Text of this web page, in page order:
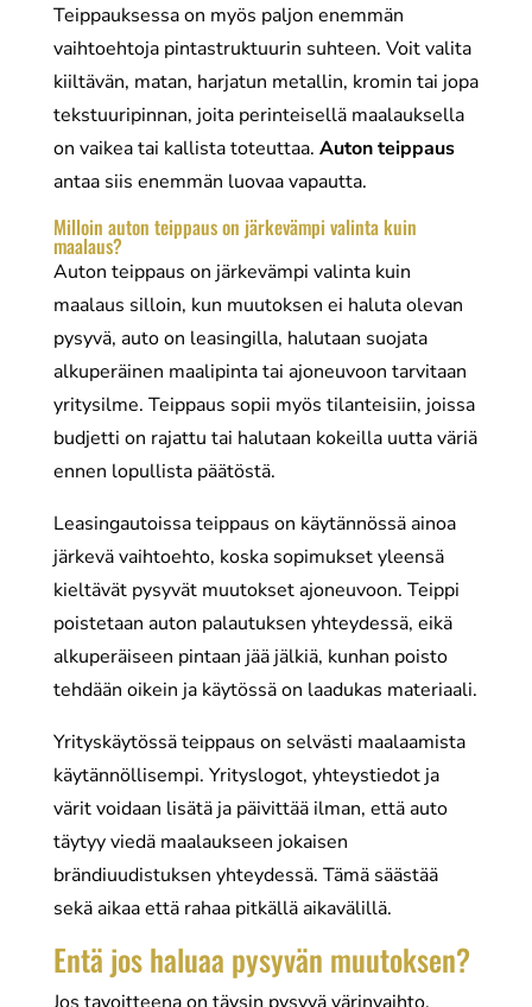
Teippauksessa on myös paljon enemmän
vaihtoehtoja pintastruktuurin suhteen. Voit valita
kiiltävän, matan, harjatun metallin, kromin tai jopa
tekstuuripinnan, joita perinteisellä maalauksella
on vaikea tai kallista toteuttaa. Auton teippaus
antaa siis enemmän luovaa vapautta.
Milloin auton teippaus on järkevämpi valinta kuin
maalaus?
Auton teippaus on järkevämpi valinta kuin
maalaus silloin, kun muutoksen ei haluta olevan
pysyvä, auto on leasingilla, halutaan suojata
alkuperäinen maalipinta tai ajoneuvoon tarvitaan
yritysilme. Teippaus sopii myös tilanteisiin, joissa
budjetti on rajattu tai halutaan kokeilla uutta väriä
ennen lopullista päätöstä.
Leasingautoissa teippaus on käytännössä ainoa
järkevä vaihtoehto, koska sopimukset yleensä
kieltävät pysyvät muutokset ajoneuvoon. Teippi
poistetaan auton palautuksen yhteydessä, eikä
alkuperäiseen pintaan jää jälkiä, kunhan poisto
tehdään oikein ja käytössä on laadukas materiaali.
Yrityskäytössä teippaus on selvästi maalaamista
käytännöllisempi. Yrityslogot, yhteystiedot ja
värit voidaan lisätä ja päivittää ilman, että auto
täytyy viedä maalaukseen jokaisen
brändiuudistuksen yhteydessä. Tämä säästää
sekä aikaa että rahaa pitkällä aikavälillä.
Entä jos haluaa pysyvän muutoksen?